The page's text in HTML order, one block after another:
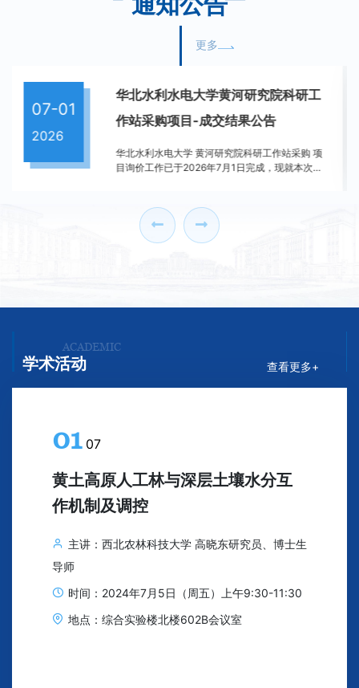
更多
07-01
2026
华北水利水电大学黄河研究院多参数
水质检测仪、科研工作站采购项目成
交...
华北水利水电大学 黄河研究院多参数水质检测
仪、科研工作站采购 项目询价工作已于2026年7
参数水质检测仪、科研工作站采购 项目二、项目
编号：HHYJY-20260603三、询价信息：询价日
期：2026年7月1日询价地点：龙子湖校区综合实
‹ ›
ACADEMIC
学术活动 查看更多+
01 07
黄土高原人工林与深层土壤水分互
作机制及调控
主讲：西北农林科技大学 高晓东研究员、博士生
导师
时间：2024年7月5日（周五）上午9:30-11:30
地点：综合实验楼北楼602B会议室